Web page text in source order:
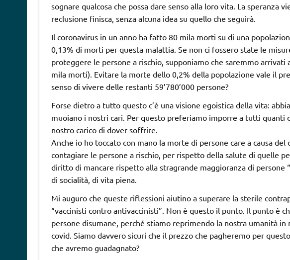
sognare qualcosa che possa dare senso alla loro vita. La speranza
reclusione finisca, senza alcuna idea su quello che seguirà.
Il coronavirus in un anno ha fatto 80 mila morti su di una
0,13% di morti per questa malattia. Se non ci fossero state le
proteggere le persone a rischio, supponiamo che saremmo
mila morti). Evitare la morte dello 0,2% della popolazione vale il
senso di vivere delle restanti 59’780’000 persone?
Forse dietro a tutto questo c’è una visione egoistica della vita:
muoiano i nostri cari. Per questo preferiamo imporre a tutti
nostro carico di dover soffrire.
Anche io ho toccato con mano la morte di persone care a causa
contagiare le persone a rischio, per rispetto della salute di quelle
diritto di mancare rispetto alla stragrande maggioranza di persone
di socialità, di vita piena.
Mi auguro che queste riflessioni aiutino a superare la sterile
“vaccinisti contro antivaccinisti”. Non è questo il punto. Il punto è
persone disumane, perché stiamo reprimendo la nostra umanità
covid. Siamo davvero sicuri che il prezzo che pagheremo per
che avremo guadagnato?